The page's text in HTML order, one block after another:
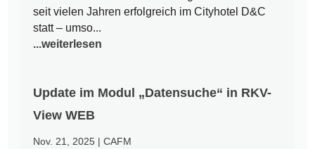
seit vielen Jahren erfolgreich im Cityhotel D&C
statt – umso...
...weiterlesen
Update im Modul „Datensuche“ in RKV-
View WEB
Nov. 21, 2025 |CAFM